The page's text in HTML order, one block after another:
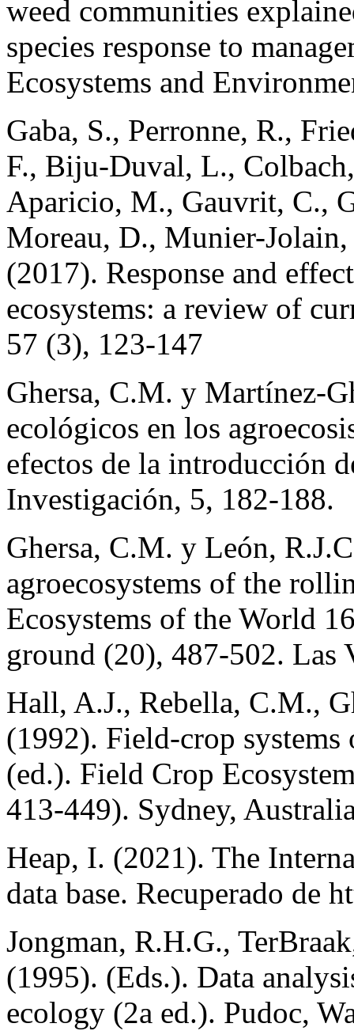
weed communities
species response to
Ecosystems and
Gaba, S., Perronne, R.,
F., Biju-Duval, L.,
Aparicio, M., Gauvrit, C.,
Moreau, D., Munier-
(2017). Response and
ecosystems: a review of
57 (3), 123-147
Ghersa, C.M. y Martínez-
ecológicos en los
efectos de la introducción
Investigación, 5, 182-188.
Ghersa, C.M. y León,
agroecosystems of the
Ecosystems of the World
ground (20), 487-502. Las
Hall, A.J., Rebella, C.M.,
(1992). Field-crop systems
(ed.). Field Crop
413-449). Sydney,
Heap, I. (2021). The
data base. Recuperado de
Jongman, R.H.G.,
(1995). (Eds.). Data
ecology (2a ed.). Pudoc,